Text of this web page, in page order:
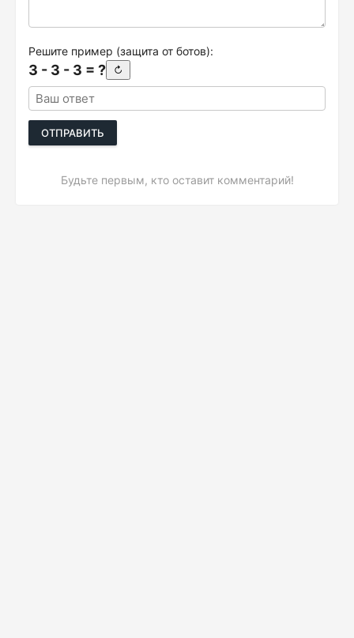
Решите пример (защита от ботов):
3 - 3 - 3 = ? ↻
ОТПРАВИТЬ
Будьте первым, кто оставит комментарий!